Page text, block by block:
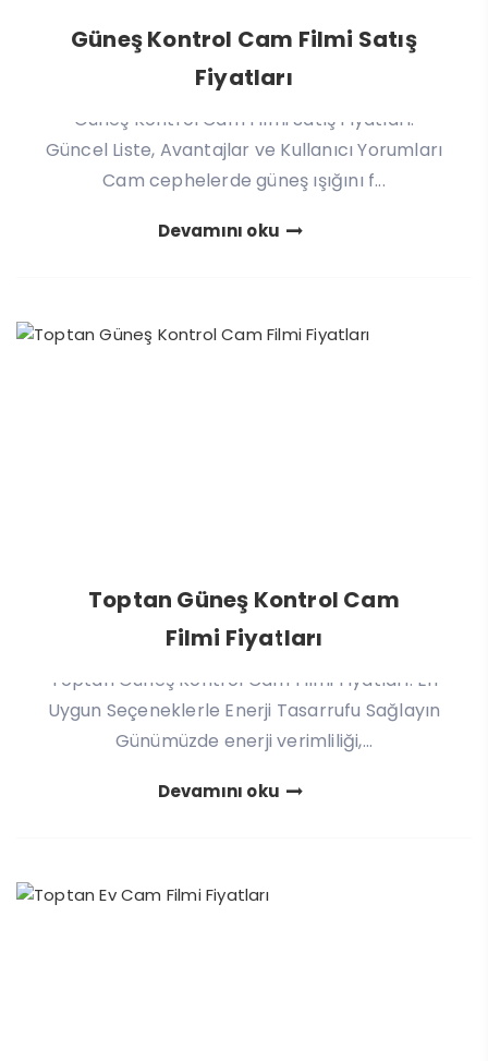
Güneş Kontrol Cam Filmi Satış
Fiyatları
Güneş Kontrol Cam Filmi Satış Fiyatları:
Güncel Liste, Avantajlar ve Kullanıcı Yorumları
Cam cephelerde güneş ışığını f...
Devamını oku
Toptan Güneş Kontrol Cam
Filmi Fiyatları
Toptan Güneş Kontrol Cam Filmi Fiyatları: En
Uygun Seçeneklerle Enerji Tasarrufu Sağlayın
Günümüzde enerji verimliliği,...
Devamını oku